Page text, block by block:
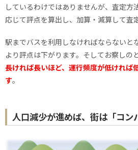
しているわけではありませんが、査定方
応じて評点を算出し、加算・減算して査
駅までバスを利用しなければならないと
より評点は下がります。そしてお察しのと
長ければ長いほど、運行頻度が低ければ
す。
人口減少が進めば、街は「コン